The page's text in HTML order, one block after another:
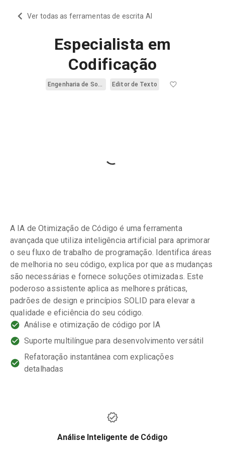
Ver todas as ferramentas de escrita AI
Especialista em
Codificação
Engenharia de Software Editor de Texto
A IA de Otimização de Código é uma ferramenta
avançada que utiliza inteligência artificial para aprimorar
o seu fluxo de trabalho de programação. Identifica áreas
de melhoria no seu código, explica por que as mudanças
são necessárias e fornece soluções otimizadas. Este
poderoso assistente aplica as melhores práticas,
padrões de design e princípios SOLID para elevar a
qualidade e eficiência do seu código.
Análise e otimização de código por IA
Suporte multilíngue para desenvolvimento versátil
Refatoração instantânea com explicações
detalhadas
Análise Inteligente de Código